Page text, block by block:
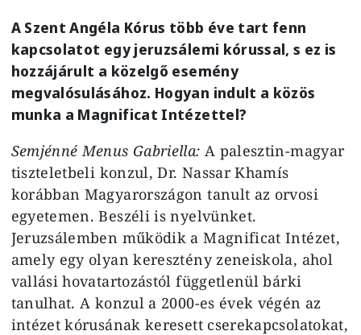
A Szent Angéla Kórus több éve tart fenn
kapcsolatot egy jeruzsálemi kórussal, s ez is
hozzájárult a közelgő esemény
megvalósulásához. Hogyan indult a közös
munka a Magnificat Intézettel?
Semjénné Menus Gabriella: A palesztin-magyar
tiszteletbeli konzul, Dr. Nassar Khamís
korábban Magyarországon tanult az orvosi
egyetemen. Beszéli is nyelvünket.
Jeruzsálemben működik a Magnificat Intézet,
amely egy olyan keresztény zeneiskola, ahol
vallási hovatartozástól függetlenül bárki
tanulhat. A konzul a 2000-es évek végén az
intézet kórusának keresett cserekapcsolatokat,